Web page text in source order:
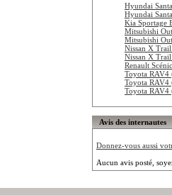
Hyundai
Hyundai
Kia Sportage
Mitsubishi
Mitsubishi
Nissan X
Nissan X
Renault
Toyota
Toyota
Toyota
Avis des internautes
Donnez-vous aussi
Aucun avis posté,